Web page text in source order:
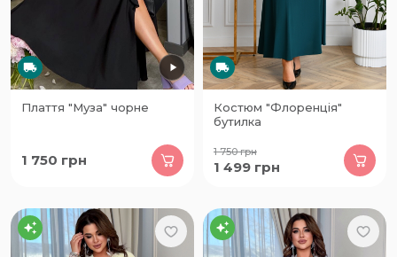
Плаття "Муза" чорне
1 750 грн
Костюм "Флоренція"
бутилка
1 750грн
1 499 грн